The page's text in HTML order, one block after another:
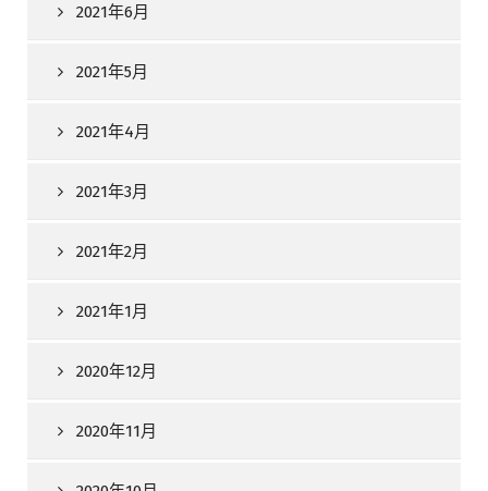
2021年6月
2021年5月
2021年4月
2021年3月
2021年2月
2021年1月
2020年12月
2020年11月